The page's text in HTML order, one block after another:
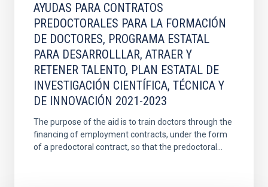
AYUDAS PARA CONTRATOS
PREDOCTORALES PARA LA FORMACIÓN
DE DOCTORES, PROGRAMA ESTATAL
PARA DESARROLLLAR, ATRAER Y
RETENER TALENTO, PLAN ESTATAL DE
INVESTIGACIÓN CIENTÍFICA, TÉCNICA Y
DE INNOVACIÓN 2021-2023
The purpose of the aid is to train doctors through the
financing of employment contracts, under the form
of a predoctoral contract, so that the predoctoral...